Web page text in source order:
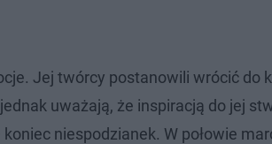
Jej twórcy postanowili wrócić do
uważają, że inspiracją do jej
niespodzianek. W połowie